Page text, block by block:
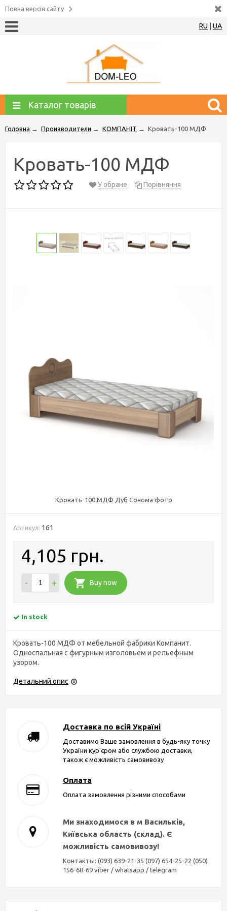
Повна версія сайту
RU UA
Каталог товарів
Головна → Производители → КОМПАНІТ → Кровать-100 МДФ
Кровать-100 МДФ
У обране Порівняння
Кровать-100 МДФ Дуб Сонома фото
Артикул: 161
4,105 грн.
- + Buy now
In stock
Кровать-100 МДФ от мебельной фабрики Компанит.
Односпальная с фигурным изголовьем и рельефным
узором.
Детальний опис
Доставка по всій Україні
Доставимо Ваше замовлення в будь-яку точку
України кур'єром або службою доставки,
також є можливість самовивозу
Оплата
Оплата замовлення різними способами
Ми знаходимося в м Васильків,
Київська область (склад). Є
можливість самовивозу!
Контакты: (093) 639-21-35 (097) 654-25-22 (050)
156-68-69 viber / whatsapp / telegram